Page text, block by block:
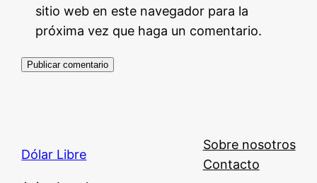
sitio web en este navegador para la
próxima vez que haga un comentario.
Dólar Libre
Sobre nosotros
Contacto